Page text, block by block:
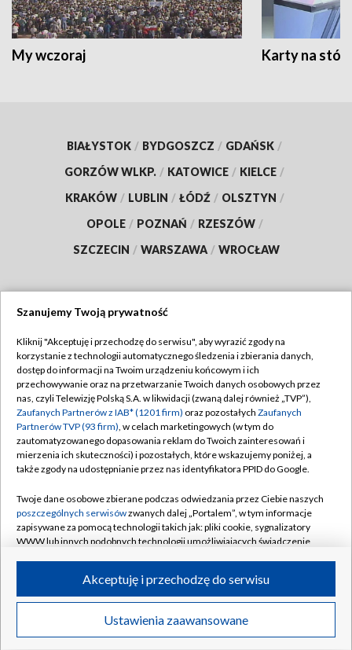
My wczoraj Karty na
BIAŁYSTOK / BYDGOSZCZ / GDAŃSK /
GORZÓW WLKP. / KATOWICE / KIELCE /
KRAKÓW / LUBLIN / ŁÓDŹ / OLSZTYN /
OPOLE / POZNAŃ / RZESZÓW /
SZCZECIN / WARSZAWA / WROCŁAW
TVP
Abonament TVP
Emisja w TVP
Centrum informacji TVP
Naziemna Telewizja Cyfrowa
Rada Programowa
System NOS
Informacje o nadawcy
Program dla prasy
Ogłoszenie przetargowe
Regulamin TVP
Polityka prywatności
Moje zgody
Pomoc
Kontakt
Kanały
©2026 Telewizja Polska S.A. w likwidacji
Szanujemy Twoją prywatność
Kliknij "Akceptuję i przechodzę do serwisu", aby wyrazić zgody na
korzystanie z technologii automatycznego śledzenia i zbierania danych,
dostęp do informacji na Twoim urządzeniu końcowym i ich
przechowywanie oraz na przetwarzanie Twoich danych osobowych przez
nas, czyli Telewizję Polską S.A. w likwidacji (zwaną dalej również „TVP”),
Zaufanych Partnerów z IAB* (1201 firm) oraz pozostałych Zaufanych
Partnerów TVP (93 firm), w celach marketingowych (w tym do
zautomatyzowanego dopasowania reklam do Twoich zainteresowań i
mierzenia ich skuteczności) i pozostałych, które wskazujemy poniżej, a
także zgody na udostępnianie przez nas identyfikatora PPID do Google.
Twoje dane osobowe zbierane podczas odwiedzania przez Ciebie naszych
poszczególnych serwisówzwanych dalej „Portalem”, w tym informacje
zapisywane za pomocą technologii takich jak: pliki cookie, sygnalizatory
WWW lub innych podobnych technologii umożliwiających świadczenie
ruchu w Internecie.
Twoje dane osobowe zbierane podczas odwiedzania przez Ciebie
poszczególnych serwisówna Portalu, takie jak adresy IP, identyfikatory
Ustawienia zaawansowane
Akceptuję i przechodzę do serwisu